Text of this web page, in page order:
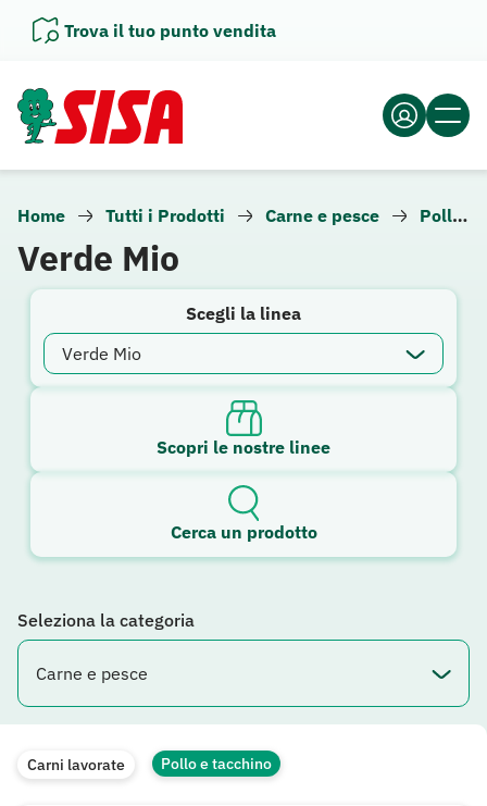
Trova il tuo punto vendita
Home Tutti i Prodotti Carne e pesce Pollo e tacchino
Verde Mio
Scegli la linea
Scopri le nostre linee
Cerca un prodotto
Seleziona la categoria
Carni lavorate Pollo e tacchino